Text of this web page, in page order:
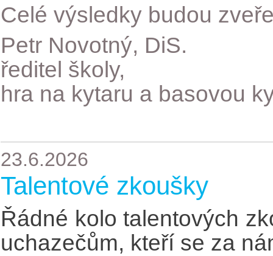
Celé výsledky budou
Petr Novotný, DiS.
ředitel školy,
hra na kytaru a basovou
23.6.2026
Talentové zkoušky
Řádné kolo talentových
uchazečům, kteří se za